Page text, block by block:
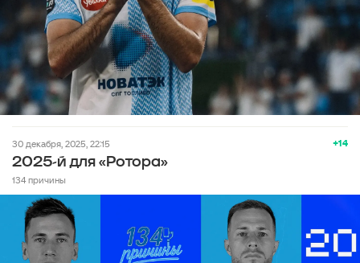
+14
30 декабря, 2025, 22:15
2025-й для «Ротора»
134 причины